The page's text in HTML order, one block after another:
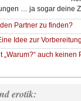
… ja sogar deine
Partner zu finden?
Idee zur
„Warum?“ auch keinen
erotik: